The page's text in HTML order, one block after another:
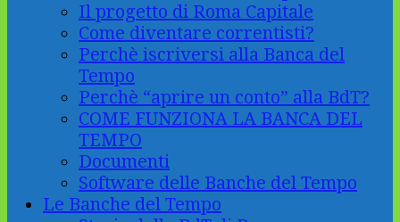
Il progetto di Roma Capitale
Come diventare correntisti?
Perchè iscriversi alla Banca del
Tempo
Perchè “aprire un conto” alla BdT?
COME FUNZIONA LA BANCA DEL
TEMPO
Documenti
Software delle Banche del Tempo
Le Banche del Tempo